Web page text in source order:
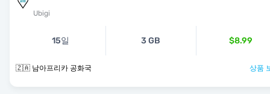
Ubigi
15일 3 GB $8.99
🇿🇦 남아프리카 공화국 상품